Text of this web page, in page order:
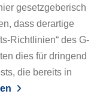
gesetzgeberisch
dass derartige
Richtlinien“ des G-
dies für dringend
die bereits in